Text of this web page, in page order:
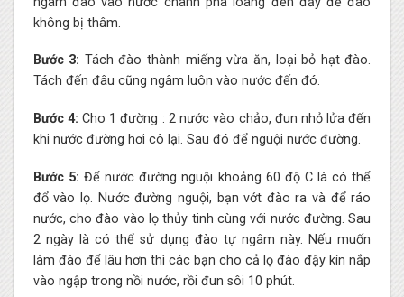
không bị thâm.
Bước 3: Tách đào thành miếng vừa ăn, loại bỏ hạt đào.
Tách đến đâu cũng ngâm luôn vào nước đến đó.
Bước 4: Cho 1 đường : 2 nước vào chảo, đun nhỏ lửa đến
khi nước đường hơi cô lại. Sau đó để nguội nước đường.
Bước 5: Để nước đường nguội khoảng 60 độ C là có thể
đổ vào lọ. Nước đường nguội, bạn vớt đào ra và để ráo
nước, cho đào vào lọ thủy tinh cùng với nước đường. Sau
2 ngày là có thể sử dụng đào tự ngâm này. Nếu muốn
làm đào để lâu hơn thì các bạn cho cả lọ đào đậy kín nắp
vào ngập trong nồi nước, rồi đun sôi 10 phút.